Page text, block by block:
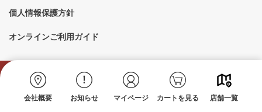
会社概要 お知らせ マイページ カートを見る 店舗一覧
個人情報保護方針
オンラインご利用ガイド